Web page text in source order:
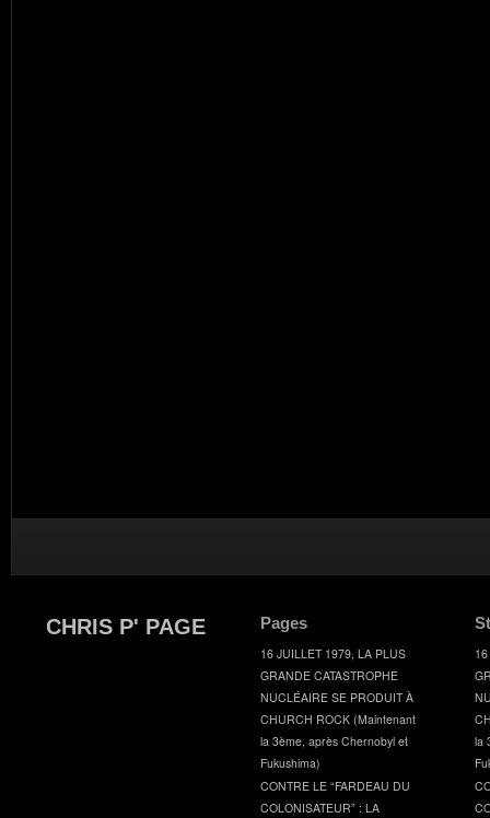
CHRIS P' PAGE Pages
16 JUILLET 1979, LA PLUS
GRANDE CATASTROPHE
NUCLÉAIRE SE PRODUIT À
CHURCH ROCK (Maintenant
la 3ème, après Chernobyl et
Fukushima)
CONTRE LE “FARDEAU DU
COLONISATEUR” : LA
la